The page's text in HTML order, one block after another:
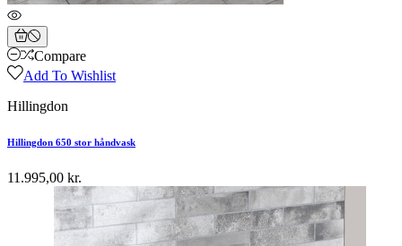
Compare
Add To Wishlist
Hillingdon
Hillingdon 650 stor håndvask
11.995,00 kr.